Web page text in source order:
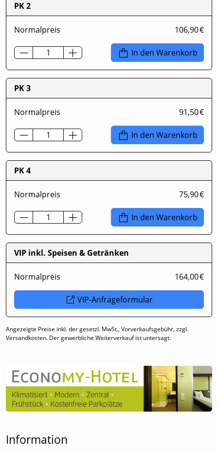
PK 2
Normalpreis 106,90 €
In den Warenkorb
PK 3
Normalpreis 91,50 €
In den Warenkorb
PK 4
Normalpreis 75,90 €
In den Warenkorb
VIP inkl. Speisen & Getränken
Normalpreis 164,00 €
VIP-Anfrageformular
Angezeigte Preise inkl. der gesetzl. MwSt., Vorverkaufsgebühr, zzgl.
Versandkosten. Der gewerbliche Weiterverkauf ist untersagt.
Information